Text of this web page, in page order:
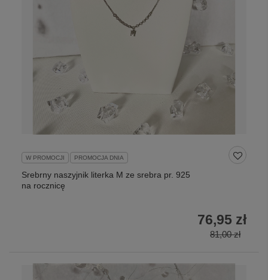
W PROMOCJI PROMOCJA DNIA
Srebrny naszyjnik literka M ze srebra pr. 925
na rocznicę
81,00 zł
76,95 zł